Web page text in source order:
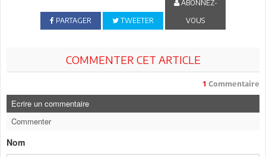
PARTAGER TWEETER
ABONNEZ-
VOUS
COMMENTER CET ARTICLE
1 Commentaire
Ecrire un commentaire
Commenter
Nom